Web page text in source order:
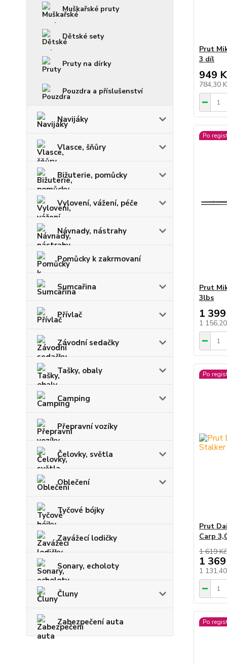
Muškařské pruty
Dětské sety
Pruty na dírky
Pouzdra a příslušenství
Navijáky
Vlasce, šňůry
Bižuterie, pomůcky
Vylovení, vážení, péče
Návnady, nástrahy
Pomůcky k zakrmovaní
Sumcařina
Přívlač
Závodní sedačky
Tašky, obaly
Camping
Přepravní vozíky
Čelovky, světla
Oblečení
Tyčové bójky
Zavážecí lodičky
Sonary, echoloty
Čluny
Zabezpečení auta
Prut
3 díl
949
784,30
Po
Prut
3lbs
1
1
Po
Prut
Carp
1 619 Kč
1
1
Po